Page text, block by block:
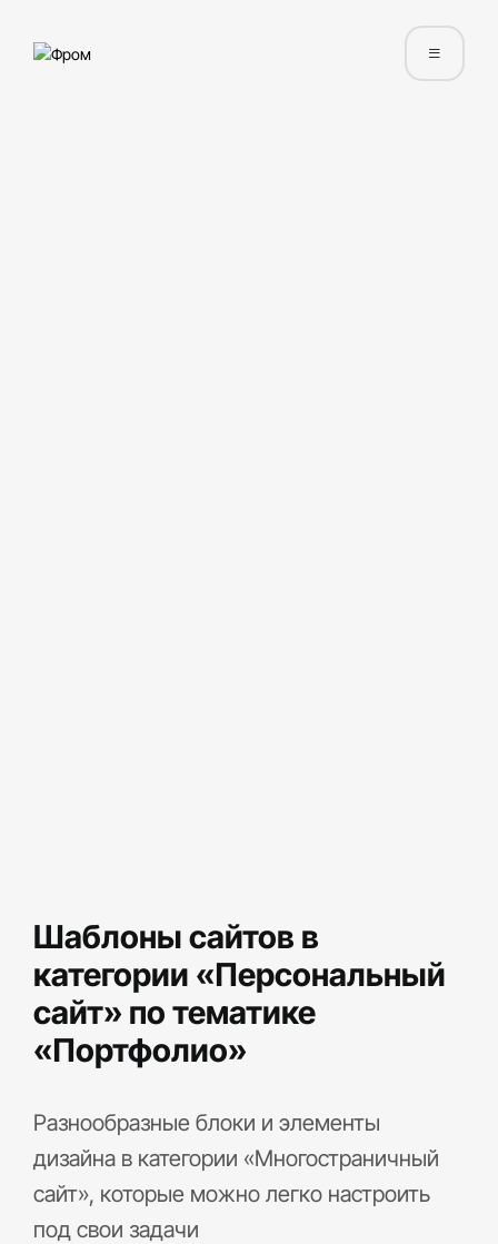
Шаблоны сайтов в
категории «Персональный
сайт» по тематике
«Портфолио»
Разнообразные блоки и элементы
дизайна в категории «Многостраничный
сайт», которые можно легко настроить
под свои задачи